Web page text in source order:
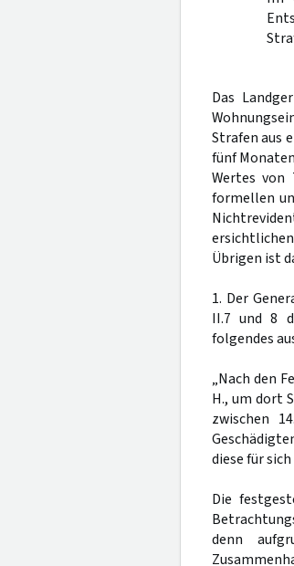
Das
Strafen aus
fünf
Wertes von
formellen
Übrigen ist
1. Der
II.7 und 8
folgendes
„Nach den
H., um dort
zwischen
diese für
Die
denn